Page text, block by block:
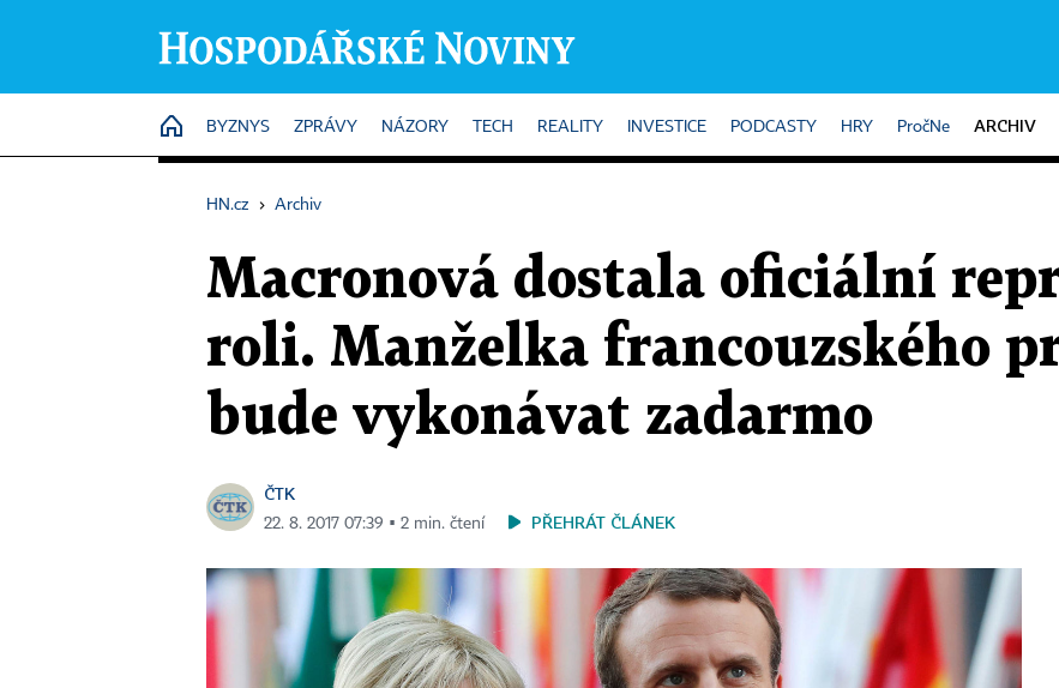
HOME
BYZNYS ZPRÁVY NÁZORY TECH REALITY INVESTICE PODCASTY HRY PročNe ARCHIV
HN.cz › Archiv
Macronová dostala oficiální
roli. Manželka francouzského
bude vykonávat zadarmo
ČTK
22. 8. 2017 07:39 ▪ 2 min. čtení PŘEHRÁT ČLÁNEK